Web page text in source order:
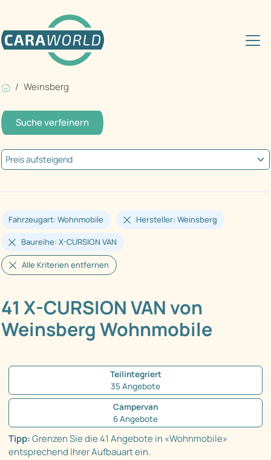
Weinsberg
Suche verfeinern
Fahrzeugart: Wohnmobile Hersteller: Weinsberg
Baureihe: X-CURSION VAN
Alle Kriterien entfernen
41 X-CURSION VAN von
Weinsberg Wohnmobile
Teilintegriert
35 Angebote
Campervan
6 Angebote
Tipp:Grenzen Sie die 41 Angebote in «Wohnmobile»
entsprechend Ihrer Aufbauart ein.